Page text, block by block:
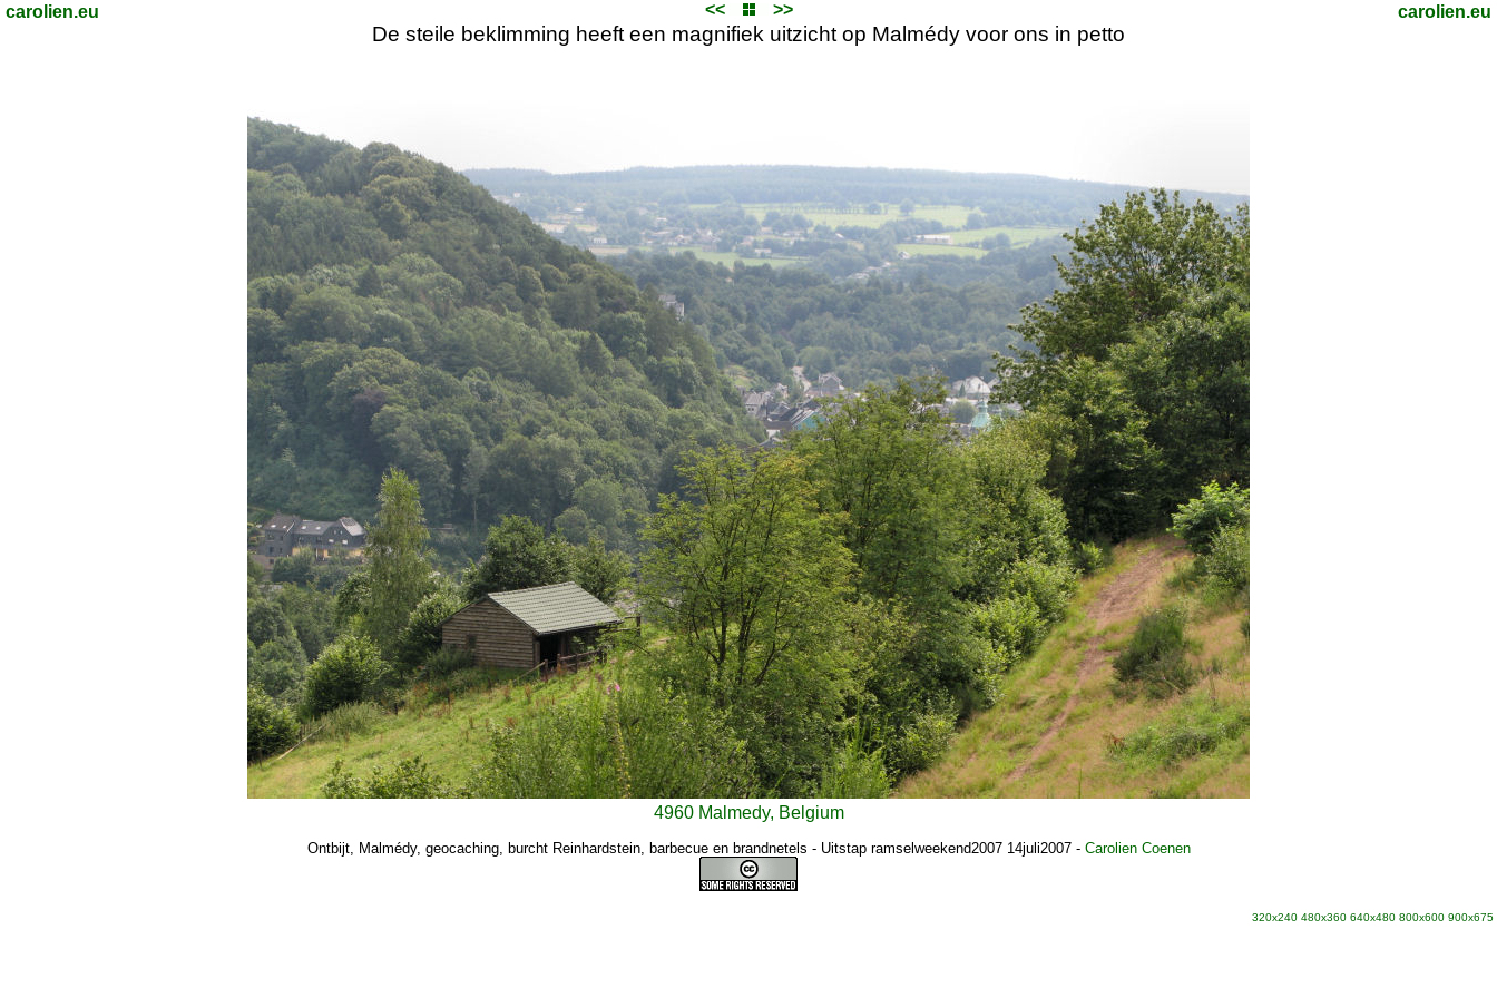
carolien.eu << >> carolien.eu
De steile beklimming heeft een magnifiek uitzicht op Malmédy voor ons in petto
4960 Malmedy, Belgium
Ontbijt, Malmédy, geocaching, burcht Reinhardstein, barbecue en brandnetels - Uitstap ramselweekend2007 14juli2007- Carolien Coenen
320x240 480x360 640x480 800x600 900x675